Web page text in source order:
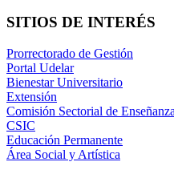
SITIOS DE INTERÉS
Prorrectorado de Gestión
Portal Udelar
Bienestar Universitario
Extensión
Comisión Sectorial de Enseñanza
CSIC
Educación Permanente
Área Social y Artística